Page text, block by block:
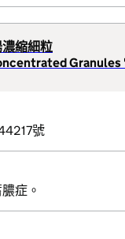
縮細粒
Granules
號
症。